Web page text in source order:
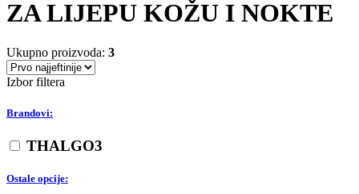
ZA LIJEPU KOŽU I NOKTE
Ukupno proizvoda: 3
Izbor filtera
Brandovi:
THALGO3
Ostale opcije: